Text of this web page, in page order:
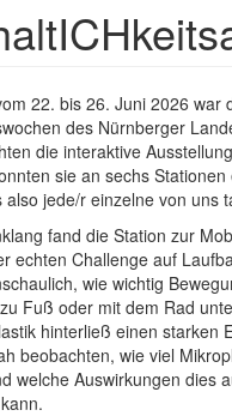
22. bis 26. Juni 2026 war
des Nürnberger
die interaktive
sie an sechs
also jede/r einzelne von uns
fand die Station zur
echten Challenge auf
wie wichtig
Fuß oder mit dem Rad
hinterließ einen starken
beobachten, wie viel
welche Auswirkungen dies